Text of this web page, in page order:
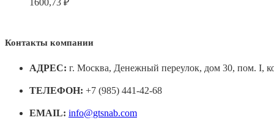
1600,73 ₽
Контакты компании
АДРЕС: г. Москва, Денежный переулок, дом 30, пом. I,
ТЕЛЕФОН: +7 (985) 441-42-68
EMAIL: info@gtsnab.com